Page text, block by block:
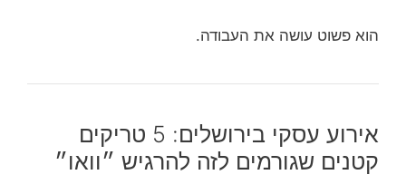
הוא פשוט עושה את העבודה.
אירוע עסקי בירושלים: 5 טריקים
קטנים שגורמים לזה להרגיש ״וואו״